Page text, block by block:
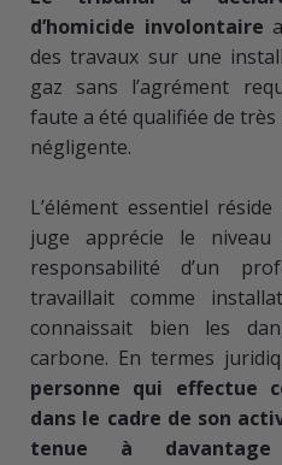
d’homicide involontaire
des travaux sur une
gaz sans l’agrément
faute a été qualifiée de
négligente.
​​L’élément essentiel
juge apprécie le
responsabilité d’un
travaillait comme
connaissait bien les
carbone. En termes
personne qui effectue
dans le cadre de son
tenue à